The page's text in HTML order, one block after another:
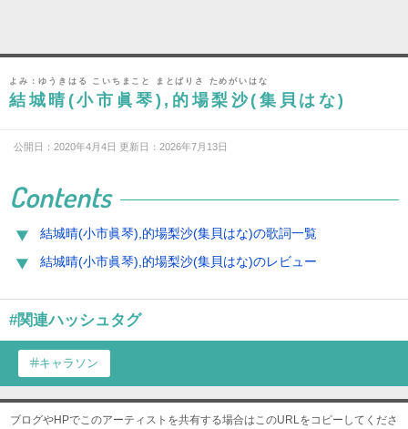
よみ：ゆうきはる こいちまこと まとばりさ ためがいはな
結城晴(小市眞琴),的場梨沙(集貝はな)
公開日：2020年4月4日 更新日：2026年7月13日
Contents
結城晴(小市眞琴),的場梨沙(集貝はな)の歌詞一覧
結城晴(小市眞琴),的場梨沙(集貝はな)のレビュー
#関連ハッシュタグ
キャラソン
ブログやHPでこのアーティストを共有する場合はこのURLをコピーしてくださ